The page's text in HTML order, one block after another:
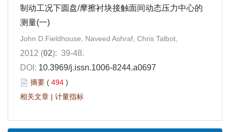
制动工况下圆盘/摩擦衬块接触面间动态压力中心的
测量(一)
John D.Fieldhouse, Naveed Ashraf, Chris Talbot,
2012 (02): 39-48.
DOI: 10.3969/j.issn.1006-8244.a0697
摘要 ( 494 )
相关文章 | 计量指标